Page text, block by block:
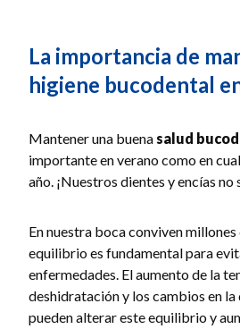
La importancia de
higiene bucodental
Mantener una buenasalud
importante en verano como en
año. ¡Nuestros dientes y encías
En nuestra boca conviven
equilibrio es fundamental para
enfermedades. El aumento de la
deshidratación y los cambios en la
pueden alterar este equilibrio y